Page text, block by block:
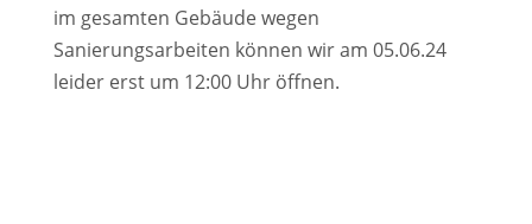
im gesamten Gebäude wegen
Sanierungsarbeiten können wir am 05.06.24
leider erst um 12:00 Uhr öffnen.